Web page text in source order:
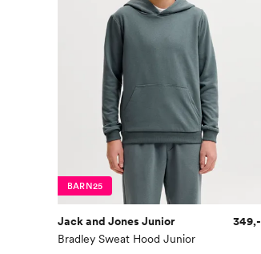
BARN25
Jack and Jones Junior
Bradley Sweat Hood Junior
349,-